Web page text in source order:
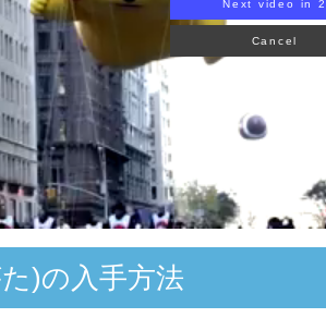
Next video in 1
Cancel
)の入手方法